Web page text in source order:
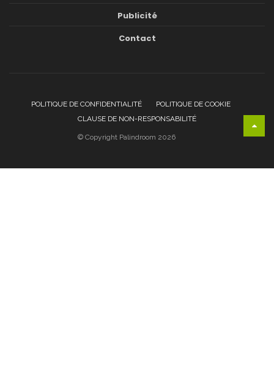
Publicité
Contact
POLITIQUE DE CONFIDENTIALITÉ
POLITIQUE DE COOKIE
CLAUSE DE NON-RESPONSABILITÉ
© Copyright Palindroom 2026